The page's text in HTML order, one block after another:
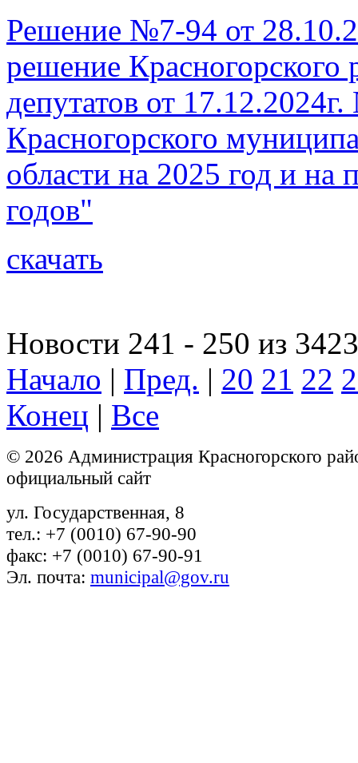
Решение №7-94 от
решение Красногорского
депутатов от
Красногорского
области на 2025 год и
годов"
скачать
Новости 241 - 250 из 3423
Начало | Пред. | 20 21 22
Конец | Все
© 2026 Администрация Красногорского
официальный сайт
ул. Государственная, 8
тел.: +7 (0010) 67-90-90
факс: +7 (0010) 67-90-91
Эл. почта: municipal@gov.ru